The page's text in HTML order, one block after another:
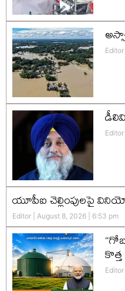
Editor
Editor
యూపీఐ చెల్లింపులపై
Editor August 8, 2026 6:53 pm
Editor